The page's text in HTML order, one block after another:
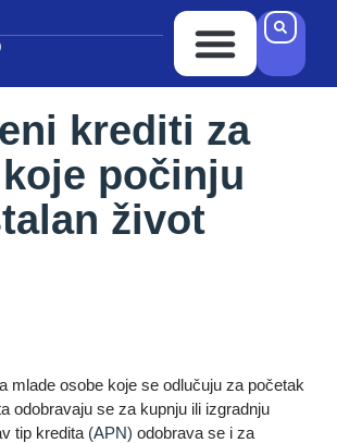
krediti za
počinju
život
mlade osobe koje se odlučuju za početak
odobravaju se za kupnju ili izgradnju
tip kredita (APN) odobrava se i za